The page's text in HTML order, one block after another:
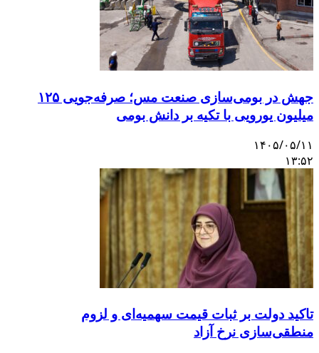
جهش در بومی‌سازی صنعت مس؛ صرفه‌جویی ۱۲۵
میلیون یورویی با تکیه بر دانش بومی
۱۴۰۵/۰۵/۱۱
۱۳:۵۲
تاکید دولت بر ثبات قیمت سهمیه‌ای و لزوم
منطقی‌سازی نرخ آزاد